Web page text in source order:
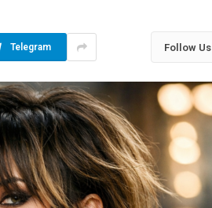
Telegram Follow Us